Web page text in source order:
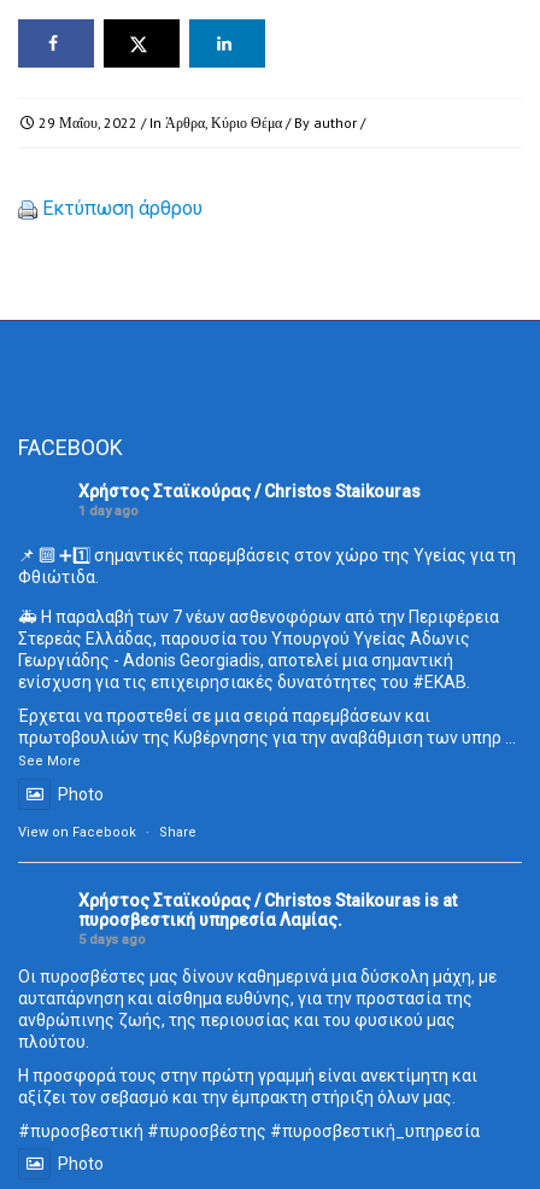
29 Μαΐου, 2022 / In Άρθρα Κύριο Θέμα / By author /
Εκτύπωση άρθρου
FACEBOOK
Χρήστος Σταϊκούρας / Christos Staikouras
1 day ago
📌 🔟 ➕1️⃣ σημαντικές παρεμβάσεις στον χώρο της Υγείας για τη
Φθιώτιδα.
🚑 Η παραλαβή των 7 νέων ασθενοφόρων από την Περιφέρεια
Στερεάς Ελλάδας, παρουσία του Υπουργού Υγείας Άδωνις
Γεωργιάδης - Adonis Georgiadis, αποτελεί μια σημαντική
ενίσχυση για τις επιχειρησιακές δυνατότητες του #ΕΚΑΒ
Έρχεται να προστεθεί σε μια σειρά παρεμβάσεων και
πρωτοβουλιών της Κυβέρνησης για την αναβάθμιση των υπηρ
See More
Photo
View on Facebook · Share
Χρήστος Σταϊκούρας / Christos Staikouras is at
πυροσβεστική υπηρεσία Λαμίας.
5 days ago
Οι πυροσβέστες μας δίνουν καθημερινά μια δύσκολη μάχη, με
αυταπάρνηση και αίσθημα ευθύνης, για την προστασία της
ανθρώπινης ζωής, της περιουσίας και του φυσικού μας
πλούτου.
Η προσφορά τους στην πρώτη γραμμή είναι ανεκτίμητη και
αξίζει τον σεβασμό και την έμπρακτη στήριξη όλων μας.
#πυροσβεστική #πυροσβέστης #πυροσβεστική_ υπηρεσία
Photo